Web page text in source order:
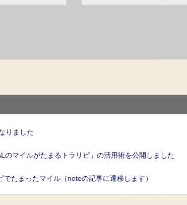
りました
のマイルがたまるトラリピ」の活用術を公開しました
たまったマイル（noteの記事に遷移します）